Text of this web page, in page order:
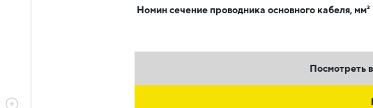
Номин сечение проводника основного кабеля, мм²
Посмотреть